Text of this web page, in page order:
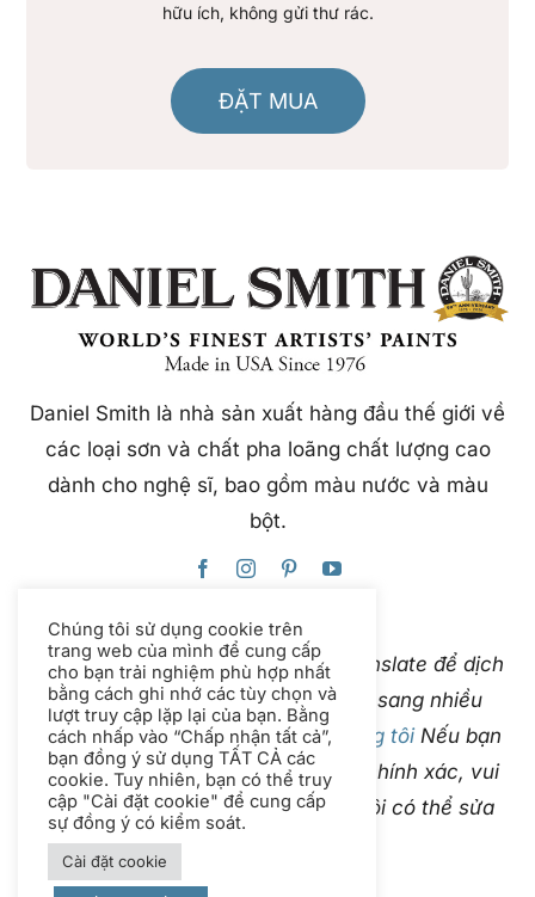
hữu ích, không gửi thư rác.
ĐẶT MUA
Daniel Smith là nhà sản xuất hàng đầu thế giới về
các loại sơn và chất pha loãng chất lượng cao
dành cho nghệ sĩ, bao gồm màu nước và màu
bột.
Trang web này sử dụng Google Translate để dịch
nội dung ngay lập tức và tự động sang nhiều
ngôn ngữ. Vui lòngliên hệ với chúng tôiNếu bạn
phát hiện bản dịch tự động không chính xác, vui
lòng cho chúng tôi biết để chúng tôi có thể sửa
Chúng tôi sử dụng cookie trên
trang web của mình để cung cấp
cho bạn trải nghiệm phù hợp nhất
bằng cách ghi nhớ các tùy chọn và
lượt truy cập lặp lại của bạn. Bằng
cách nhấp vào “Chấp nhận tất cả”,
bạn đồng ý sử dụng TẤT CẢ các
cookie. Tuy nhiên, bạn có thể truy
cập "Cài đặt cookie" để cung cấp
sự đồng ý có kiểm soát.
Cài đặt cookie